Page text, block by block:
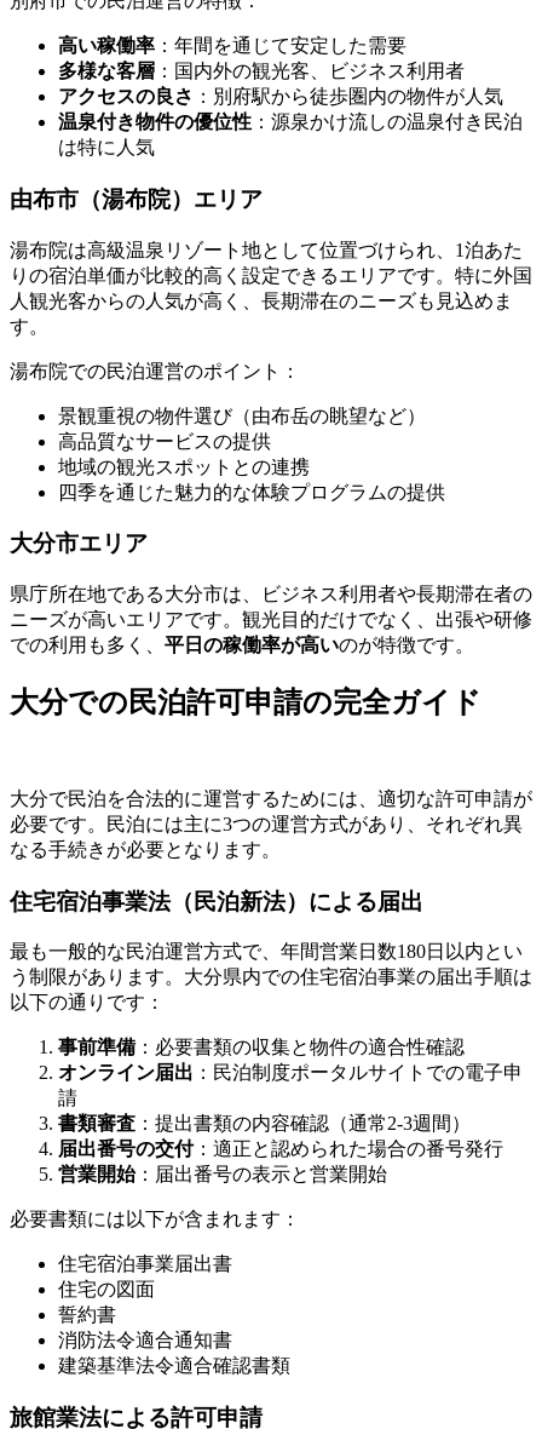
高い稼働率 ：年間を通じて安定した需要
多様な客層 ：国内外の観光客、ビジネス利用者
アクセスの良さ ：別府駅から徒歩圏内の物件が人気
温泉付き物件の優位性 ：源泉かけ流しの温泉付き民泊
は特に人気
由布市（湯布院）エリア
湯布院は高級温泉リゾート地として位置づけられ、1泊あた
りの宿泊単価が比較的高く設定できるエリアです。特に外国
人観光客からの人気が高く、長期滞在のニーズも見込めま
す。
湯布院での民泊運営のポイント：
景観重視の物件選び（由布岳の眺望など）
高品質なサービスの提供
地域の観光スポットとの連携
四季を通じた魅力的な体験プログラムの提供
大分市エリア
県庁所在地である大分市は、ビジネス利用者や長期滞在者の
ニーズが高いエリアです。観光目的だけでなく、出張や研修
での利用も多く、 平日の稼働率が高いのが特徴です。
大分での民泊許可申請の完全ガイド
大分で民泊を合法的に運営するためには、適切な許可申請が
必要です。民泊には主に3つの運営方式があり、それぞれ異
なる手続きが必要となります。
住宅宿泊事業法（民泊新法）による届出
最も一般的な民泊運営方式で、年間営業日数180日以内とい
う制限があります。大分県内での住宅宿泊事業の届出手順は
以下の通りです：
事前準備 ：必要書類の収集と物件の適合性確認
オンライン届出 ：民泊制度ポータルサイトでの電子申
請
書類審査 ：提出書類の内容確認（通常2-3週間）
届出番号の交付：適正と認められた場合の番号発行
営業開始：届出番号の表示と営業開始
必要書類には以下が含まれます：
住宅宿泊事業届出書
住宅の図面
誓約書
消防法令適合通知書
建築基準法令適合確認書類
旅館業法による許可申請